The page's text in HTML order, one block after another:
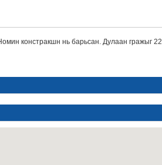
констракшн нь барьсан. Дулаан гражыг 22